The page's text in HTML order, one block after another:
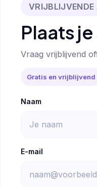
Plaats
Vraag vrijblijvend
Gratis en vrijblijvend
Naam
E-mail